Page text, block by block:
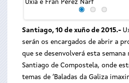
Uxía e Fran Pérez Narf
Santiago, 10 de xuño de 2015.-
serán os encargados de abrir a
que se desenvolverá esta semana
Santiago de Compostela, onde
temas de ‘Baladas da Galiza